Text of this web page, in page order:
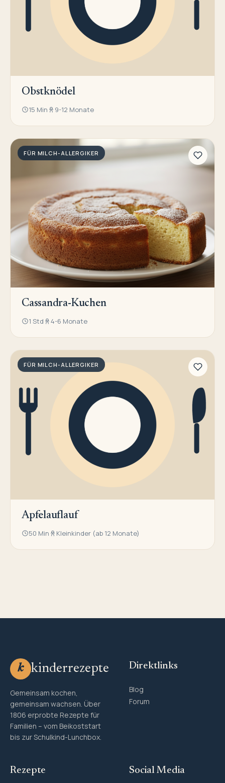
Obstknödel
15 Min 9-12 Monate
FÜR MILCH-ALLERGIKER
Cassandra-Kuchen
1 Std 4-6 Monate
FÜR MILCH-ALLERGIKER
Apfelauflauf
50 Min Kleinkinder (ab 12 Monate)
k kinderrezepte
Gemeinsam kochen,
gemeinsam wachsen. Über
1806 erprobte Rezepte für
Familien – vom Beikoststart
bis zur Schulkind-Lunchbox.
Direktlinks
Blog
Forum
Rezepte Social Media